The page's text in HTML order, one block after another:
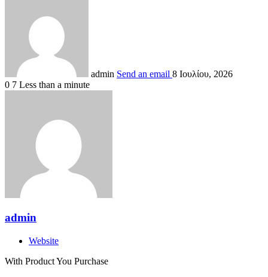
admin Send an email 8 Ιουλίου, 2026
0 7 Less than a minute
admin
Website
With Product You Purchase